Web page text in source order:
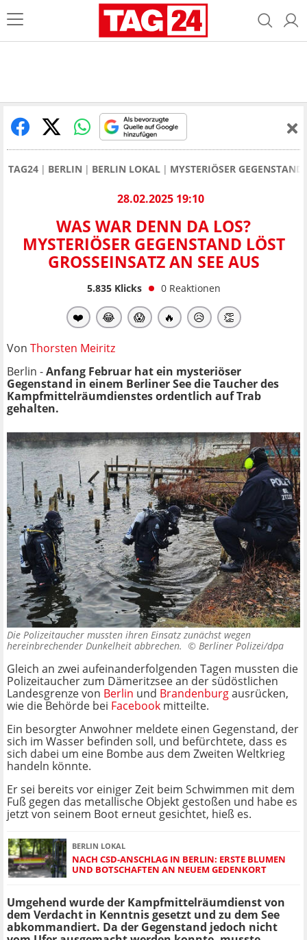
TAG24 BERLIN BERLIN LOKAL MYSTERIÖSER
28.02.2025 19:10
WAS WAR DENN DA LOS?
MYSTERIÖSER GEGENSTAND LÖST
GROSSEINSATZ AN SEE AUS
5.835Klicks 0 Reaktionen
❤️ 😂 😱 🔥 😥 👏
Von Thorsten Meiritz
Berlin -Anfang Februar hat ein mysteriöser
Gegenstand in einem Berliner See die Taucher des
Kampfmittelräumdienstes ordentlich auf Trab
gehalten.
Die Polizeitaucher mussten ihren Einsatz zunächst wegen
hereinbrechender Dunkelheit abbrechen. © Berliner Polizei/dpa
Gleich an zwei aufeinanderfolgenden Tagen mussten die
Polizeitaucher zum Dämeritzsee an der südöstlichen
Landesgrenze von Berlin und Brandenburgausrücken,
wie die Behörde bei Facebook mitteilte.
Ein besorgter Anwohner meldete einen Gegenstand, der
sich im Wasser befinden soll, und befürchtete, dass es
sich dabei um eine Bombe aus dem Zweiten Weltkrieg
handeln könnte.
Er sei bereits vor einiger Zeit beim Schwimmen mit dem
Fuß gegen das metallische Objekt gestoßen und habe es
jetzt von seinem Boot erneut gesichtet, hieß es.
BERLIN LOKAL
NACH CSD-ANSCHLAG IN BERLIN: ERSTE BLUMEN
UND BOTSCHAFTEN AN NEUEM GEDENKORT
Umgehend wurde der Kampfmittelräumdienst von
dem Verdacht in Kenntnis gesetzt und zu dem See
abkommandiert. Da der Gegenstand jedoch nicht